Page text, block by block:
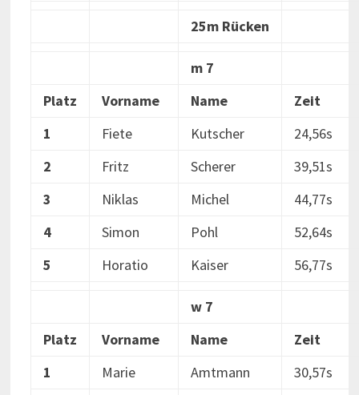
25m Rücken
m 7
Platz
Vorname Name
Zeit
1
Fiete Kutscher
24,56s
2
Fritz Scherer
39,51s
3
Niklas Michel
44,77s
4
Simon Pohl
52,64s
5
Horatio Kaiser 56,77s
w 7
Platz
Vorname Name
Zeit
1
Marie Amtmann
30,57s